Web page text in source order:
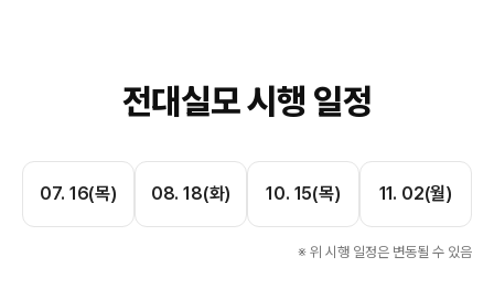
전대실모 시행 일정
07. 16(목) 08. 18(화) 10. 15(목) 11. 02(월)
※ 위 시행 일정은 변동될 수 있음